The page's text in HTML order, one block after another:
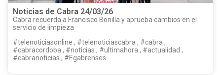
Noticias de Cabra 24/03/26
Cabra recuerda a Francisco Bonilla y aprueba cambios en el
servicio de limpieza
#telenoticiasonline , #telenoticiascabra , #cabra ,
#cabracordoba , #noticias , #ultimahora , #actualidad ,
#cabranoticias , #Egabrenses